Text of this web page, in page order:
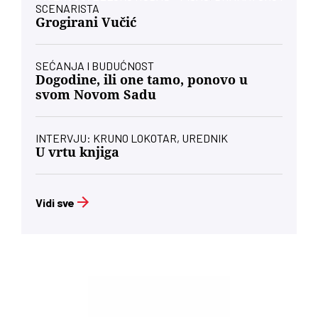
SCENARISTA
Grogirani Vučić
SEĆANJA I BUDUĆNOST
Dogodine, ili one tamo, ponovo u
svom Novom Sadu
INTERVJU: KRUNO LOKOTAR, UREDNIK
U vrtu knjiga
Vidi sve